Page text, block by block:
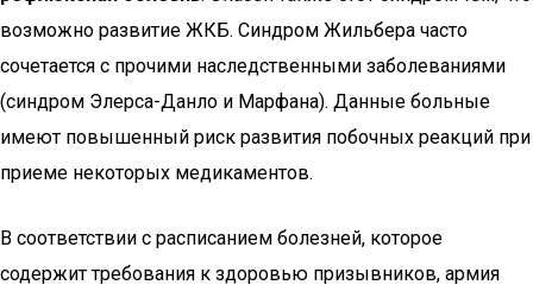
возможно развитие ЖКБ. Синдром Жильбера часто
сочетается с прочими наследственными заболеваниями
(синдром Элерса-Данло и Марфана). Данные больные
имеют повышенный риск развития побочных реакций при
приеме некоторых медикаментов.
В соответствии с расписанием болезней, которое
содержит требования к здоровью призывников, армия